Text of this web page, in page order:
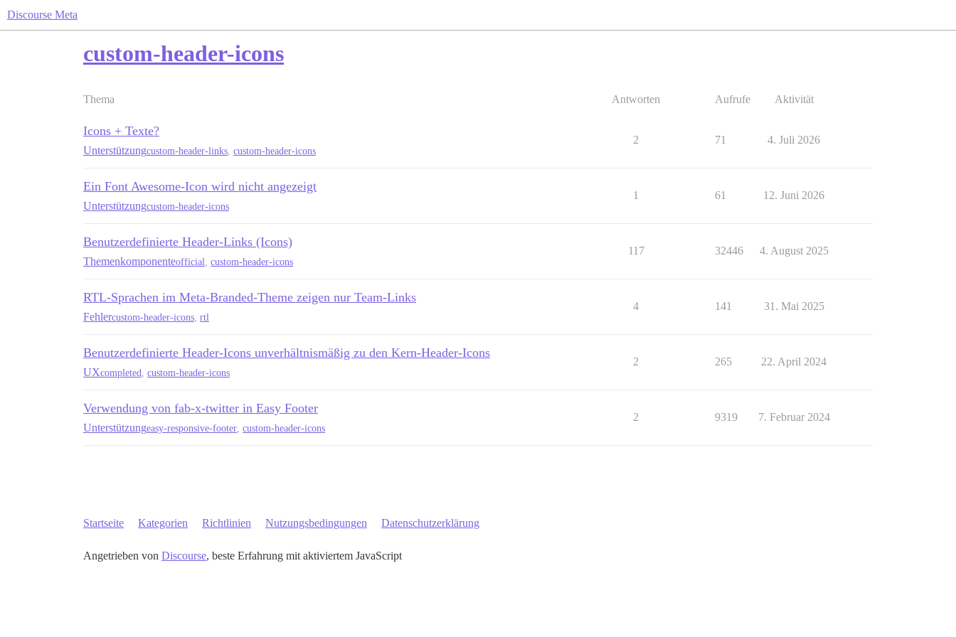
Discourse Meta
custom-header-icons
Thema Antworten Aufrufe Aktivität
Icons + Texte?
Unterstützungcustom-header-links custom-header-icons
2 71 4. Juli 2026
Ein Font Awesome-Icon wird nicht angezeigt
Unterstützungcustom-header-icons
1 61 12. Juni 2026
Benutzerdefinierte Header-Links (Icons)
Themenkomponenteofficial custom-header-icons
117 32446 4. August 2025
RTL-Sprachen im Meta-Branded-Theme zeigen nur Team-Links
Fehlercustom-header-icons rtl
4 141 31. Mai 2025
Benutzerdefinierte Header-Icons unverhältnismäßig zu den Kern-Header-Icons
UXcompleted custom-header-icons
2 265 22. April 2024
Verwendung von fab-x-twitter in Easy Footer
Unterstützungeasy-responsive-footer custom-header-icons
2 9319 7. Februar 2024
Startseite Kategorien Richtlinien Nutzungsbedingungen Datenschutzerklärung
Angetrieben von Discourse, beste Erfahrung mit aktiviertem JavaScript